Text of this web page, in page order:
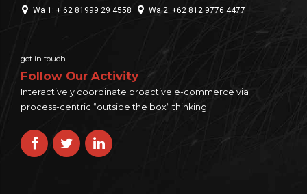
Wa 1: + 62 81999 29 4558 Wa 2: +62 812 9776 4477
get in touch
Follow Our Activity
Interactively coordinate proactive e-commerce via
process-centric “outside the box“ thinking.